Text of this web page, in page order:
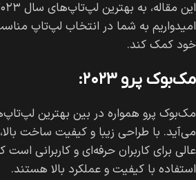
امیدواریم به شما در انتخاب لپ‌تاپ
خود کمک کند.
مک‌بوک پرو ۲۰۲۳:
مک‌بوک پرو همواره در بین بهترین
می‌آید. با طراحی زیبا و کیفیت ساخت
عالی برای کاربران حرفه‌ای و کاربرانی
استفاده با کیفیت و عملکرد بالا هستند.